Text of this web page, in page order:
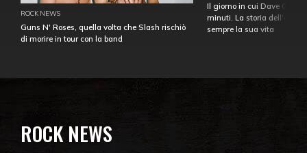
ROCK NEWS
Guns N' Roses, quella volta che Slash rischiò
di morire in tour con la band
Il giorno in cui Dave
minuti. La storia
sempre la sua vita
ROCK NEWS